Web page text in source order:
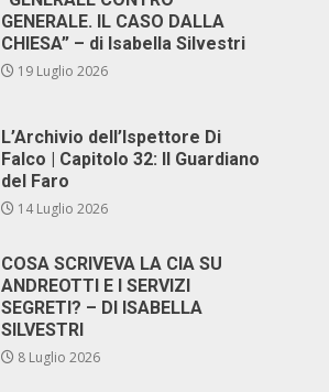
GENERALE. IL CASO DALLA
CHIESA” – di Isabella Silvestri
19 Luglio 2026
L’Archivio dell’Ispettore Di
Falco | Capitolo 32: Il Guardiano
del Faro
14 Luglio 2026
COSA SCRIVEVA LA CIA SU
ANDREOTTI E I SERVIZI
SEGRETI? – DI ISABELLA
SILVESTRI
8 Luglio 2026